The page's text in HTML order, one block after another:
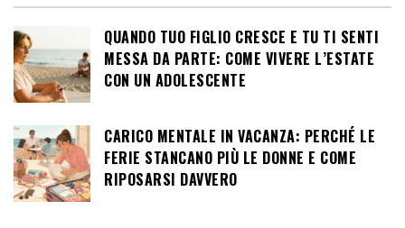
QUANDO TUO FIGLIO CRESCE E TU TI SENTI
MESSA DA PARTE: COME VIVERE L’ESTATE
CON UN ADOLESCENTE
CARICO MENTALE IN VACANZA: PERCHÉ LE
FERIE STANCANO PIÙ LE DONNE E COME
RIPOSARSI DAVVERO